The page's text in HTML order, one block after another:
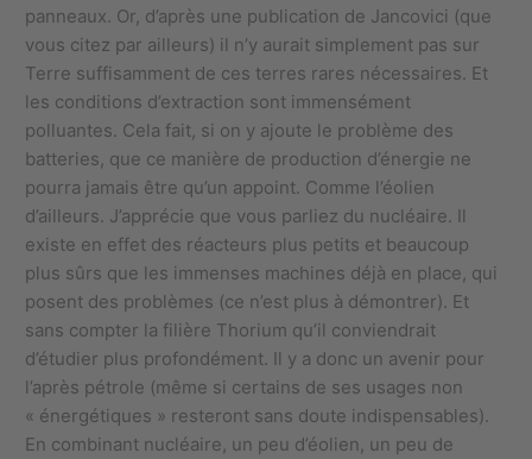
panneaux. Or, d’après une publication de Jancovici (que
vous citez par ailleurs) il n’y aurait simplement pas sur
Terre suffisamment de ces terres rares nécessaires. Et
les conditions d’extraction sont immensément
polluantes. Cela fait, si on y ajoute le problème des
batteries, que ce manière de production d’énergie ne
pourra jamais être qu’un appoint. Comme l’éolien
d’ailleurs. J’apprécie que vous parliez du nucléaire. Il
existe en effet des réacteurs plus petits et beaucoup
plus sûrs que les immenses machines déjà en place, qui
posent des problèmes (ce n’est plus à démontrer). Et
sans compter la filière Thorium qu’il conviendrait
d’étudier plus profondément. Il y a donc un avenir pour
l’après pétrole (même si certains de ses usages non
« énergétiques » resteront sans doute indispensables).
En combinant nucléaire, un peu d’éolien, un peu de